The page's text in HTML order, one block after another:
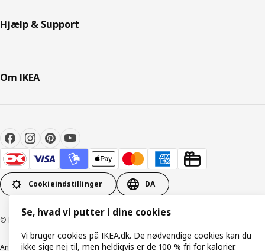
Hjælp & Support
Om IKEA
Cookieindstillinger DA
© Inter IKEA Systems B.V. 1999-2026
Ansvarlig rapportering CookiepolitikDigital tilgængelighed
Se, hvad vi putter i dine cookies
Vi bruger cookies på IKEA.dk. De nødvendige cookies kan du
ikke sige nej til, men heldigvis er de 100 % fri for kalorier.